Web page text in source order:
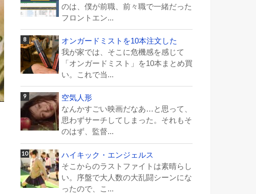
のは、僕が前職、前々職で一緒だった
フロントエン...
オンガードミストを10本注文した
我が家では、そこに危機感を感じて
「オンガードミスト」を10本まとめ買
い。これで当...
空気人形
なんかすごい映画だなあ…と思って、
思わずサーチしてしまった。それもそ
のはず、監督...
ハイキック・エンジェルス
そこからのラストファイトは素晴らし
い。序盤で大人数の大乱闘シーンにな
ったので、こ...